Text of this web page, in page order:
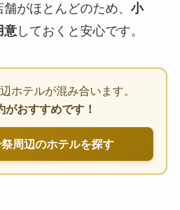
がほとんどのため、 小
意しておくと安心です。
ホテルが混み合います。
がおすすめです！
周辺のホテルを探す